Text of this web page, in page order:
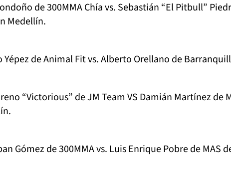
de 300MMA Chía vs. Sebastián “El Pitbull”
Medellín.
Yépez de Animal Fit vs. Alberto Orellano de
“Victorious” de JM Team VS Damián Martínez de
Gómez de 300MMA vs. Luis Enrique Pobre de MAS